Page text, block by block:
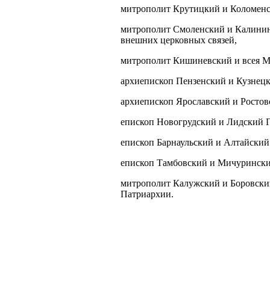
митрополит Крутицкий и
митрополит Смоленский и
внешних церковных связей,
митрополит Кишиневский и всея
архиепископ Пензенский и
архиепископ Ярославский и
епископ Новогрудский и Лидский
епископ Барнаульский и
епископ Тамбовский и
митрополит Калужский и
Патриархии.